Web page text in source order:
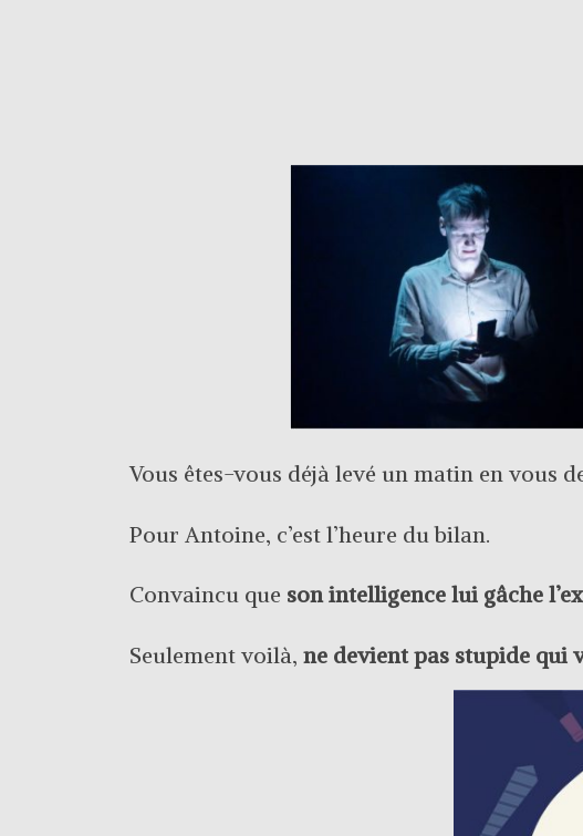
Vous êtes-vous déjà levé un matin en vous
Pour Antoine, c’est l’heure du bilan.
Convaincu que son intelligence lui gâche
Seulement voilà, ne devient pas stupide qui